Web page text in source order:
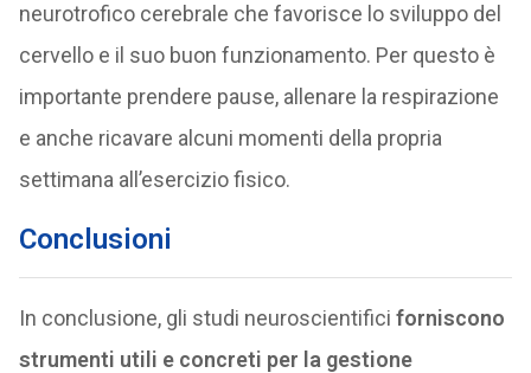
neurotrofico cerebrale che favorisce lo sviluppo del
cervello e il suo buon funzionamento. Per questo è
importante prendere pause, allenare la respirazione
e anche ricavare alcuni momenti della propria
settimana all’esercizio fisico.
Conclusioni
In conclusione, gli studi neuroscientifici forniscono
strumenti utili e concreti per la gestione